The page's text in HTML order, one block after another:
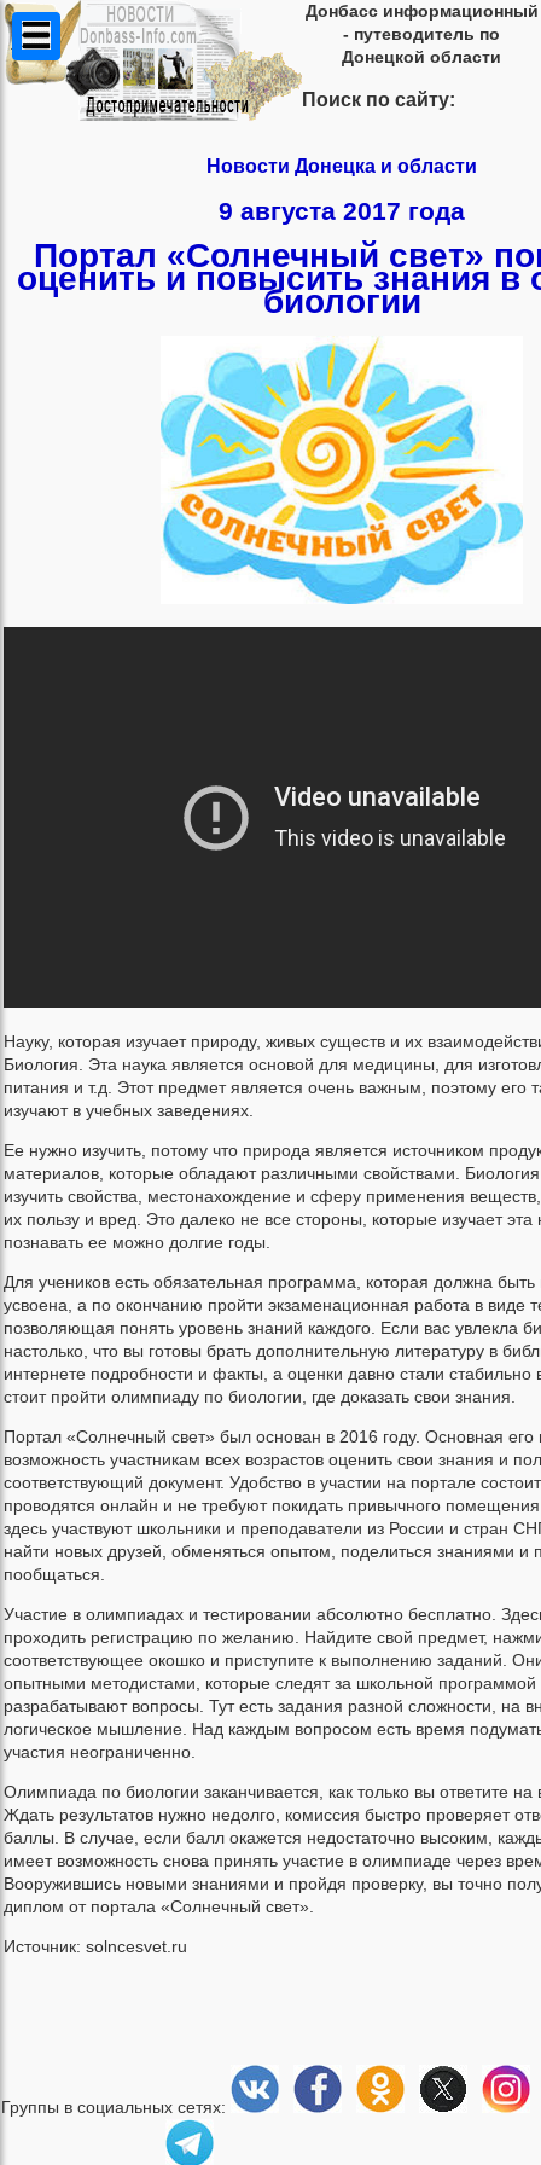
Донбасс информационный
- путеводитель по
Донецкой области
Поиск по сайту:
Новости Донецка и области
9 августа 2017 года
Портал «Солнечный свет»
оценить и повысить знания в
биологии
Науку, которая изучает природу, живых существ и их
Биология. Эта наука является основой для медицины, для
питания и т.д. Этот предмет является очень важным, поэтому его
изучают в учебных заведениях.
Ее нужно изучить, потому что природа является источником
материалов, которые обладают различными свойствами.
изучить свойства, местонахождение и сферу применения
их пользу и вред. Это далеко не все стороны, которые изучает эта
познавать ее можно долгие годы.
Для учеников есть обязательная программа, которая должна
усвоена, а по окончанию пройти экзаменационная работа в виде
позволяющая понять уровень знаний каждого. Если вас увлекла
настолько, что вы готовы брать дополнительную литературу в
интернете подробности и факты, а оценки давно стали
стоит пройти олимпиаду по биологии, где доказать свои знания.
Портал «Солнечный свет» был основан в 2016 году. Основная его
возможность участникам всех возрастов оценить свои знания и
соответствующий документ. Удобство в участии на портале
проводятся онлайн и не требуют покидать привычного
здесь участвуют школьники и преподаватели из России и стран
найти новых друзей, обменяться опытом, поделиться знаниями и
пообщаться.
Участие в олимпиадах и тестировании абсолютно бесплатно.
проходить регистрацию по желанию. Найдите свой предмет,
соответствующее окошко и приступите к выполнению заданий.
опытными методистами, которые следят за школьной программой
разрабатывают вопросы. Тут есть задания разной сложности, на
логическое мышление. Над каждым вопросом есть время
участия неограниченно.
Олимпиада по биологии заканчивается, как только вы ответите на
Ждать результатов нужно недолго, комиссия быстро проверяет
баллы. В случае, если балл окажется недостаточно высоким,
имеет возможность снова принять участие в олимпиаде через
Вооружившись новыми знаниями и пройдя проверку, вы точно
диплом от портала «Солнечный свет».
Источник: solncesvet.ru
Группы в социальных сетях: